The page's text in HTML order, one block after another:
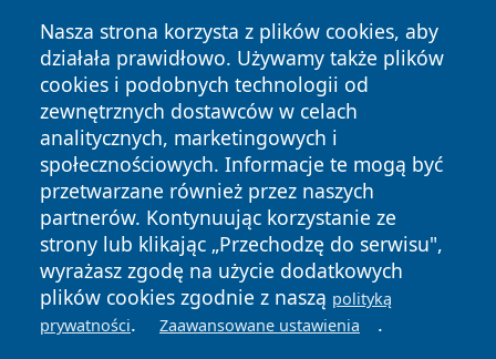
Nasza strona korzysta z plików cookies, aby
działała prawidłowo. Używamy także plików
cookies i podobnych technologii od
zewnętrznych dostawców w celach
analitycznych, marketingowych i
społecznościowych. Informacje te mogą być
przetwarzane również przez naszych
partnerów. Kontynuując korzystanie ze
strony lub klikając „Przechodzę do serwisu",
wyrażasz zgodę na użycie dodatkowych
plików cookies zgodnie z naszą polityką
prywatności. Zaawansowane ustawienia .
Copyright © 2026 faktykrakowa.pl Wszystkie prawa
zastrzeżone.
News Autorzy
Polityka
Prywatności
Polityka
Cookies